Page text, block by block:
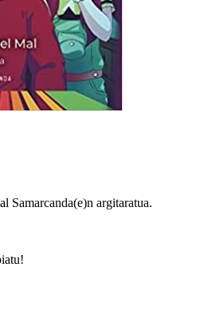
Samarcanda(e)n argitaratua.